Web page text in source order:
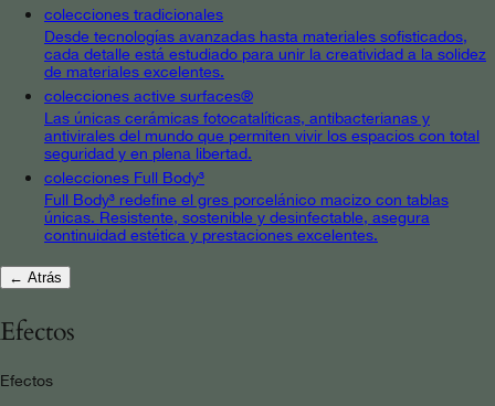
colecciones tradicionales
Desde tecnologías avanzadas hasta materiales sofisticados,
cada detalle está estudiado para unir la creatividad a la solidez
de materiales excelentes.
colecciones active surfaces®
Las únicas cerámicas fotocatalíticas, antibacterianas y
antivirales del mundo que permiten vivir los espacios con total
seguridad y en plena libertad.
colecciones Full Body³
Full Body³ redefine el gres porcelánico macizo con tablas
únicas. Resistente, sostenible y desinfectable, asegura
continuidad estética y prestaciones excelentes.
← Atrás
Efectos
Efectos